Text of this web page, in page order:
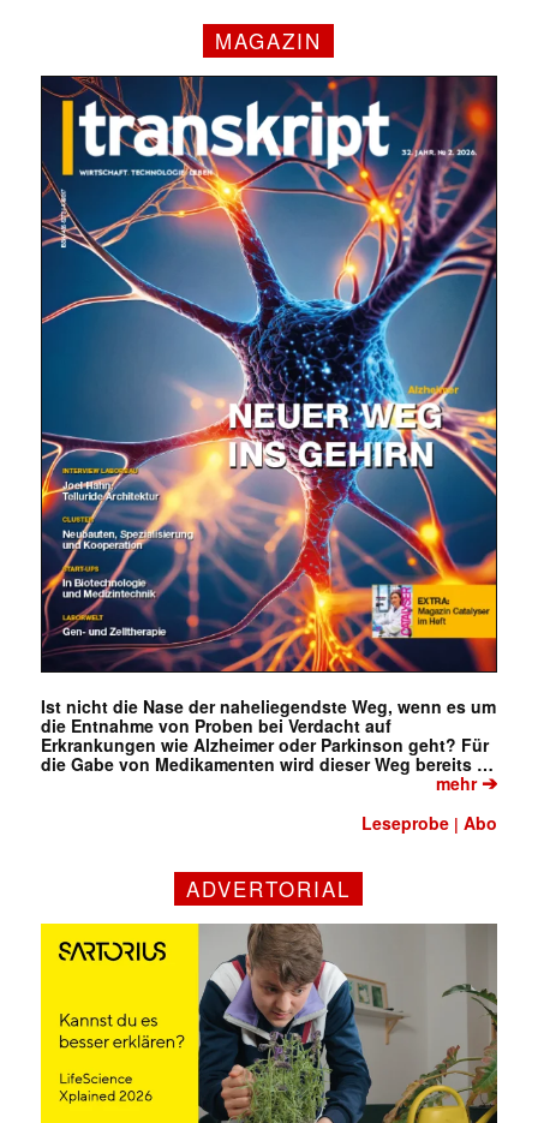
MAGAZIN
Ist nicht die Nase der naheliegendste Weg, wenn es um
die Entnahme von Proben bei Verdacht auf
Erkrankungen wie Alzheimer oder Parkinson geht? Für
die Gabe von Medikamenten wird dieser Weg bereits …
mehr➔
Leseprobe |Abo
ADVERTORIAL